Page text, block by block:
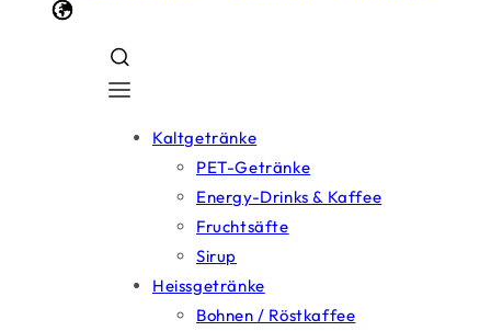
Kaltgetränke
PET-Getränke
Energy-Drinks & Kaffee
Fruchtsäfte
Sirup
Heissgetränke
Bohnen / Röstkaffee